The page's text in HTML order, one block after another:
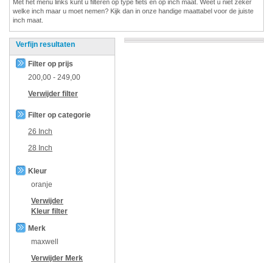
Met het menu links kunt u filteren op type fiets en op inch maat. Weet u niet zeker
welke inch maar u moet nemen? Kijk dan in onze handige maattabel voor de juiste
inch maat.
Verfijn resultaten
Filter op prijs
200,00 - 249,00
Verwijder filter
Filter op categorie
26 Inch
28 Inch
Kleur
oranje
Verwijder
Kleur filter
Merk
maxwell
Verwijder Merk